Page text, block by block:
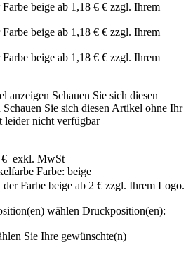
anzeigen Schauen Sie sich diesen
Schauen Sie sich diesen Artikel ohne Ihr
nicht verfügbar
exkl. MwSt
Farbe: beige
wählen Druckposition(en):
Sie Ihre gewünschte(n)